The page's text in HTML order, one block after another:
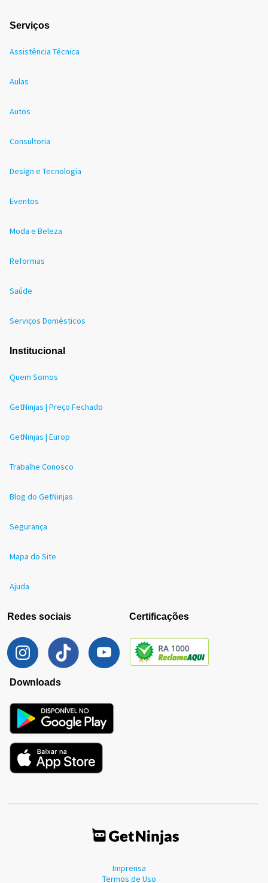
Serviços
Assistência Técnica
Aulas
Autos
Consultoria
Design e Tecnologia
Eventos
Moda e Beleza
Reformas
Saúde
Serviços Domésticos
Institucional
Quem Somos
GetNinjas | Preço Fechado
GetNinjas | Europ
Trabalhe Conosco
Blog do GetNinjas
Segurança
Mapa do Site
Ajuda
Redes sociais Certificações
Downloads
Imprensa
Termos de Uso